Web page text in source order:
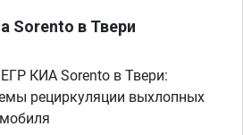
Sorento в Твери
КИА Sorento в Твери:
рециркуляции выхлопных